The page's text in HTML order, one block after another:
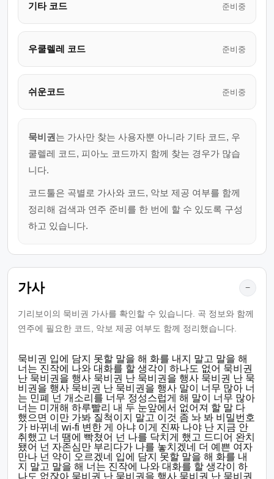
기타 코드 준비중
우쿨렐레 코드 준비중
쉬운코드 준비중
묵비권는 가사만 찾는 사용자뿐 아니라 기타 코드, 우
쿨렐레 코드, 피아노 코드까지 함께 찾는 경우가 많습
니다.
코드툴은 곡별로 가사와 코드, 악보 제공 여부를 함께
정리해 검색과 연주 준비를 한 번에 할 수 있도록 구성
하고 있습니다.
가사 −
기리보이의 묵비권 가사를 확인할 수 있습니다. 곡 정보와 함께
연주에 필요한 코드, 악보 제공 여부도 함께 정리했습니다.
묵비권 입에 담지 못할 말을 해 화를 내지 말고 말을 해
너는 진작에 나와 대화를 할 생각이 하나도 없어 묵비권
난 묵비권을 행사 묵비권 난 묵비권을 행사 묵비권 난 묵
비권을 행사 묵비권 난 묵비권을 행사 말이 너무 많아 너
는 민폐 넌 개소리를 너무 정성스럽게 해 말이 너무 많아
너는 미개해 하루빨리 내 두 눈앞에서 없어져 할 말 다
했으면 이만 가봐 질척이지 말고 이것 좀 놔 봐 비밀번호
가 바뀌네 wi-fi 변한 게 아냐 이게 진짜 나야 난 지금 안
취했고 너 땜에 빡쳤어 넌 나를 닥치게 했고 드디어 완치
됐어 넌 자존심만 부리다가 나를 놓치겠네 더 예쁜 여자
만나 넌 약이 오르겠네 입에 담지 못할 말을 해 화를 내
지 말고 말을 해 너는 진작에 나와 대화를 할 생각이 하
나도 없잖아 묵비권 난 묵비권을 행사 묵비권 난 묵비권